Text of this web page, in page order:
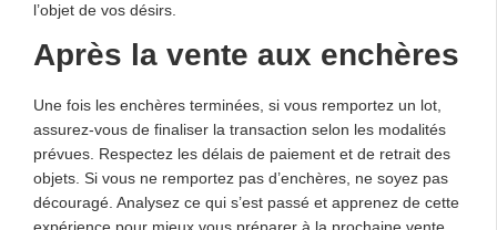
l’objet de vos désirs.
Après la vente aux enchères
Une fois les enchères terminées, si vous remportez un lot,
assurez-vous de finaliser la transaction selon les modalités
prévues. Respectez les délais de paiement et de retrait des
objets. Si vous ne remportez pas d’enchères, ne soyez pas
découragé. Analysez ce qui s’est passé et apprenez de cette